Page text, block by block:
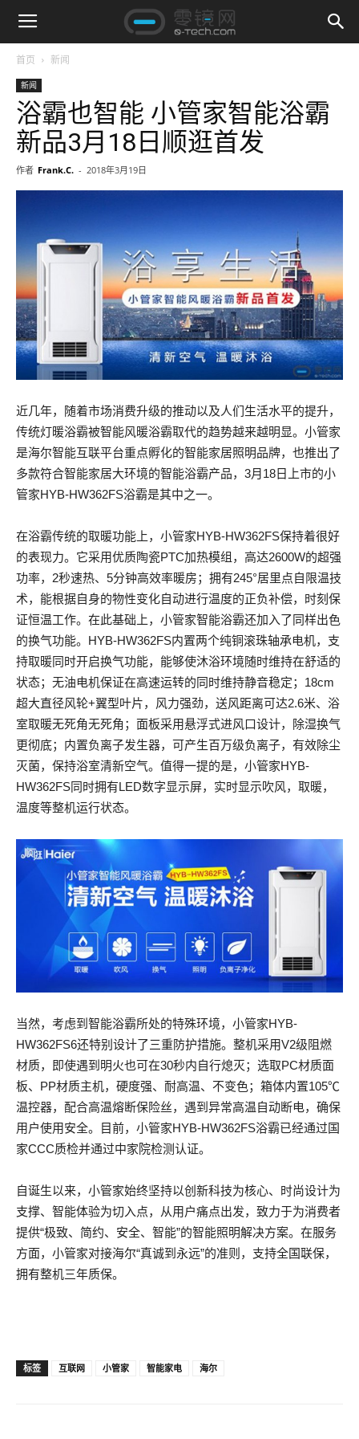
首页 新闻
新闻
浴霸也智能 小管家智能浴霸
新品3月18日顺逛首发
作者 Frank.C. - 2018年3月19日
近几年，随着市场消费升级的推动以及人们生活水平的提升，
传统灯暖浴霸被智能风暖浴霸取代的趋势越来越明显。小管家
是海尔智能互联平台重点孵化的智能家居照明品牌，也推出了
多款符合智能家居大环境的智能浴霸产品，3月18日上市的小
管家HYB-HW362FS浴霸是其中之一。
在浴霸传统的取暖功能上，小管家HYB-HW362FS保持着很好
的表现力。它采用优质陶瓷PTC加热模组，高达2600W的超强
功率，2秒速热、5分钟高效率暖房；拥有245°居里点自限温技
术，能根据自身的物性变化自动进行温度的正负补偿，时刻保
证恒温工作。在此基础上，小管家智能浴霸还加入了同样出色
的换气功能。HYB-HW362FS内置两个纯铜滚珠轴承电机，支
持取暖同时开启换气功能，能够使沐浴环境随时维持在舒适的
状态；无油电机保证在高速运转的同时维持静音稳定；18cm
超大直径风轮+翼型叶片，风力强劲，送风距离可达2.6米、浴
室取暖无死角无死角；面板采用悬浮式进风口设计，除湿换气
更彻底；内置负离子发生器，可产生百万级负离子，有效除尘
灭菌，保持浴室清新空气。值得一提的是，小管家HYB-
HW362FS同时拥有LED数字显示屏，实时显示吹风，取暖，
温度等整机运行状态。
当然，考虑到智能浴霸所处的特殊环境，小管家HYB-
HW362FS6还特别设计了三重防护措施。整机采用V2级阻燃
材质，即使遇到明火也可在30秒内自行熄灭；选取PC材质面
板、PP材质主机，硬度强、耐高温、不变色；箱体内置105℃
温控器，配合高温熔断保险丝，遇到异常高温自动断电，确保
用户使用安全。目前，小管家HYB-HW362FS浴霸已经通过国
家CCC质检并通过中家院检测认证。
自诞生以来，小管家始终坚持以创新科技为核心、时尚设计为
支撑、智能体验为切入点，从用户痛点出发，致力于为消费者
提供“极致、简约、安全、智能”的智能照明解决方案。在服务
方面，小管家对接海尔“真诚到永远”的准则，支持全国联保，
拥有整机三年质保。
标签 互联网 小管家 智能家电 海尔